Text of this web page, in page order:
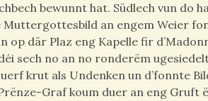
bewunnt hat. Südlech vun do
Muttergottesbild an engem Weier
op där Plaz eng Kapelle fir
sech no an no ronderëm
krut als Undenken un d’fonnte
Graf koum duer an eng Gruft